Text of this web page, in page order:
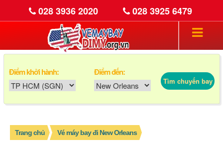
028 3936 2020 028 3925 6479
Điểm khởi hành: Điểm đến:
Tìm chuyến bay
Trang chủ Vé máy bay đi New Orleans